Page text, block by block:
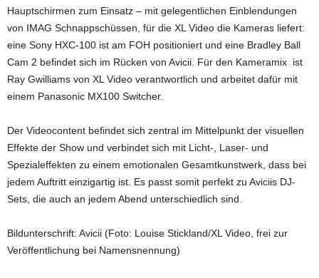
Hauptschirmen zum Einsatz – mit gelegentlichen Einblendungen
von IMAG Schnappschüssen, für die XL Video die Kameras liefert:
eine Sony HXC-100 ist am FOH positioniert und eine Bradley Ball
Cam 2 befindet sich im Rücken von Avicii. Für den Kameramix ist
Ray Gwilliams von XL Video verantwortlich und arbeitet dafür mit
einem Panasonic MX100 Switcher.
Der Videocontent befindet sich zentral im Mittelpunkt der visuellen
Effekte der Show und verbindet sich mit Licht-, Laser- und
Spezialeffekten zu einem emotionalen Gesamtkunstwerk, dass bei
jedem Auftritt einzigartig ist. Es passt somit perfekt zu Aviciis DJ-
Sets, die auch an jedem Abend unterschiedlich sind.
Bildunterschrift: Avicii (Foto: Louise Stickland/XL Video, frei zur
Veröffentlichung bei Namensnennung)